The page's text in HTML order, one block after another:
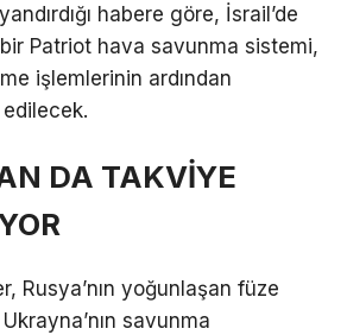
habere göre, İsrail’de
Patriot hava savunma sistemi,
işlemlerinin ardından
DA TAKVİYE
Rusya’nın yoğunlaşan füze
Ukrayna’nın savunma